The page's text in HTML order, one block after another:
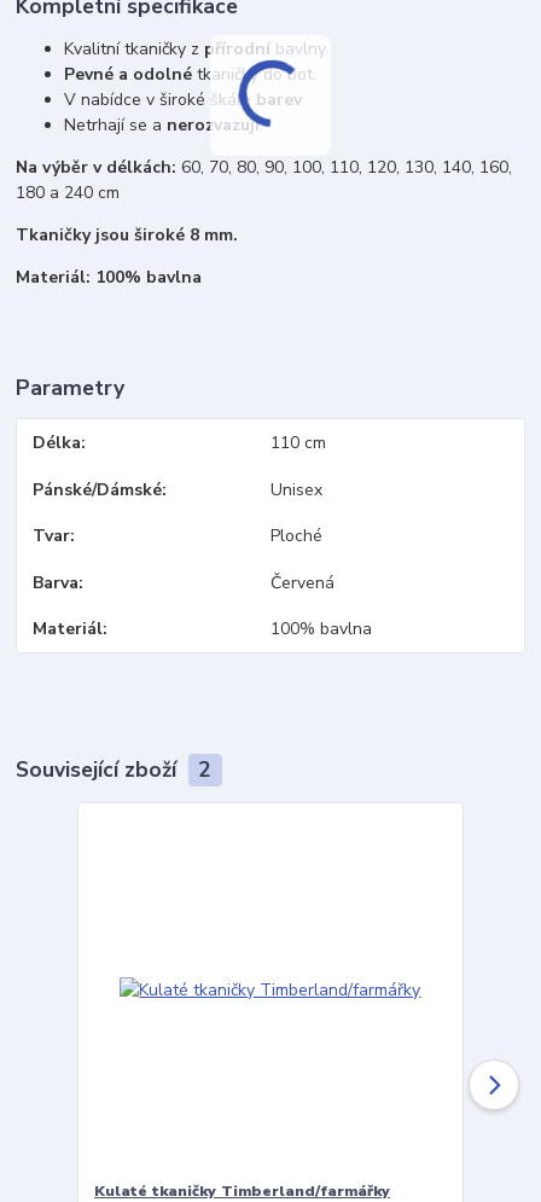
Kompletní specifikace
Kvalitní tkaničky z přírodní bavlny.
Pevné a odolnétkaničky do bot.
V nabídce v široké škále barev.
Netrhají se a nerozvazují.
Na výběr v délkách: 60, 70, 80, 90, 100, 110, 120, 130, 140, 160,
180 a 240 cm
Tkaničky jsou široké 8 mm.
Materiál: 100% bavlna
Parametry
Délka 110 cm
Pánské/Dámské Unisex
Tvar Ploché
Barva Červená
Materiál 100% bavlna
Související zboží 2
Kulaté tkaničky Timberland/farmářky